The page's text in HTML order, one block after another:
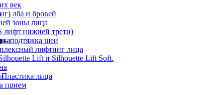
век
лба и бровей
зоны лица
лифт нижней трети)
– подтяжка шеи
лифтинг лица
Lift и Silhouette Lift Soft.
лица
прием